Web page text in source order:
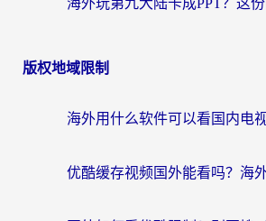
版权地域限制